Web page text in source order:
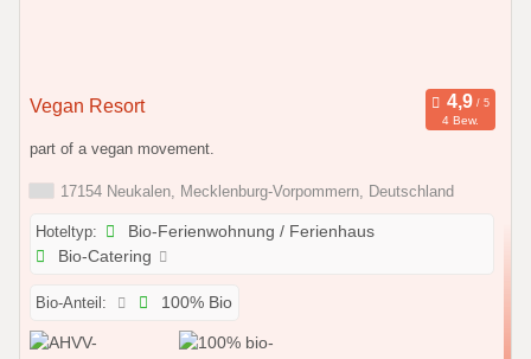
Vegan Resort
4 Bew.
part of a vegan movement.
17154 Neukalen, Mecklenburg-Vorpommern, Deutschland
Hoteltyp:
Bio-Ferienwohnung / Ferienhaus
Bio-Catering
Bio-Anteil: 100% Bio